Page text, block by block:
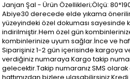
Janjan Şal - Ürün Özellikleri;Ölçü:
Abiye30 derecede elde yıkama
yüzeyindeki özel dokuması sayesinde
indirilmiştir.Hem özel gün
kombinlerinize uyum sağlar.İnce ve
Siparişiniz 1-2 gün içerisinde kargoya
verdiğiniz numaraya Kargo takip
gelecektir.Takip numaranız SMS